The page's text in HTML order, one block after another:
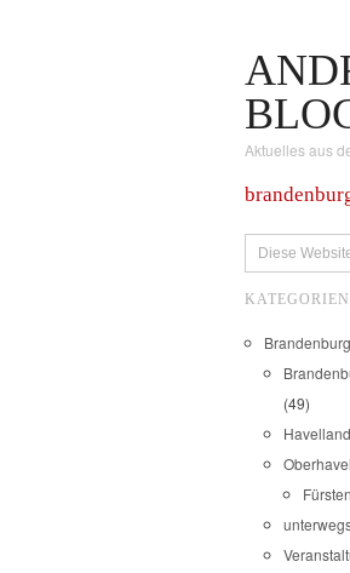
Aktuelles aus
KATEGORIEN
Brandenburg
(49)
Havelland
Oberhavel